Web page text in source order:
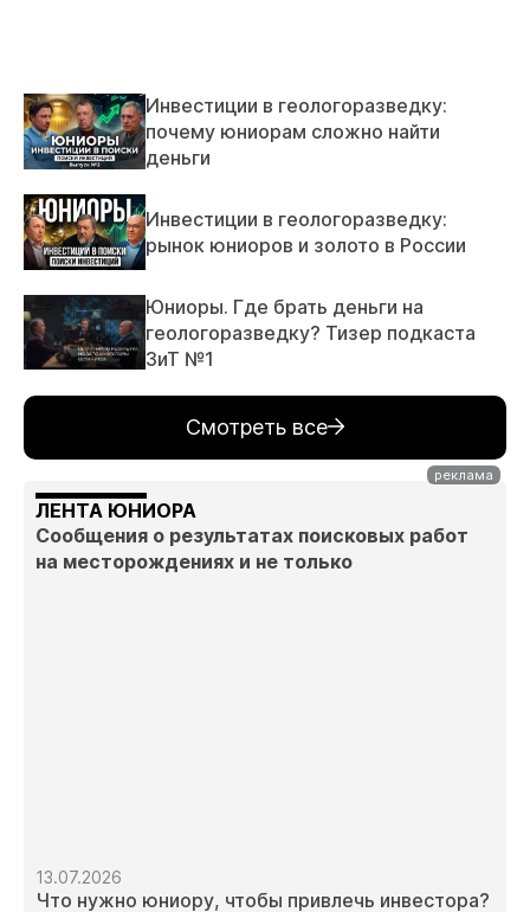
Инвестиции в геологоразведку:
почему юниорам сложно найти
деньги
Инвестиции в геологоразведку:
рынок юниоров и золото в России
Юниоры. Где брать деньги на
геологоразведку? Тизер подкаста
ЗиТ №1
Смотреть все
ЛЕНТА ЮНИОРА
Сообщения о результатах поисковых работ
на месторождениях и не только
13.07.2026
Что нужно юниору, чтобы привлечь инвестора?